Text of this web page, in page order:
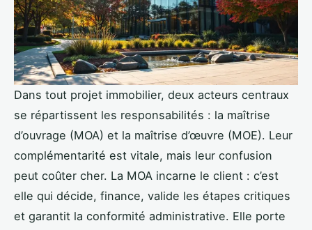
Dans tout projet immobilier, deux acteurs centraux
se répartissent les responsabilités : la maîtrise
d’ouvrage (MOA) et la maîtrise d’œuvre (MOE). Leur
complémentarité est vitale, mais leur confusion
peut coûter cher. La MOA incarne le client : c’est
elle qui décide, finance, valide les étapes critiques
et garantit la conformité administrative. Elle porte